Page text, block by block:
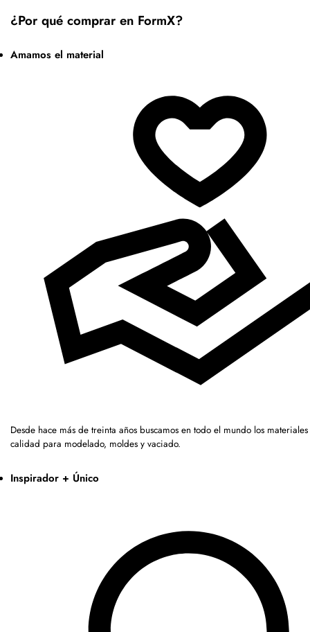
¿Por qué comprar en FormX?
Amamos el material
Desde hace más de treinta años buscamos en todo el mundo los
calidad para modelado, moldes y vaciado.
Inspirador + Único